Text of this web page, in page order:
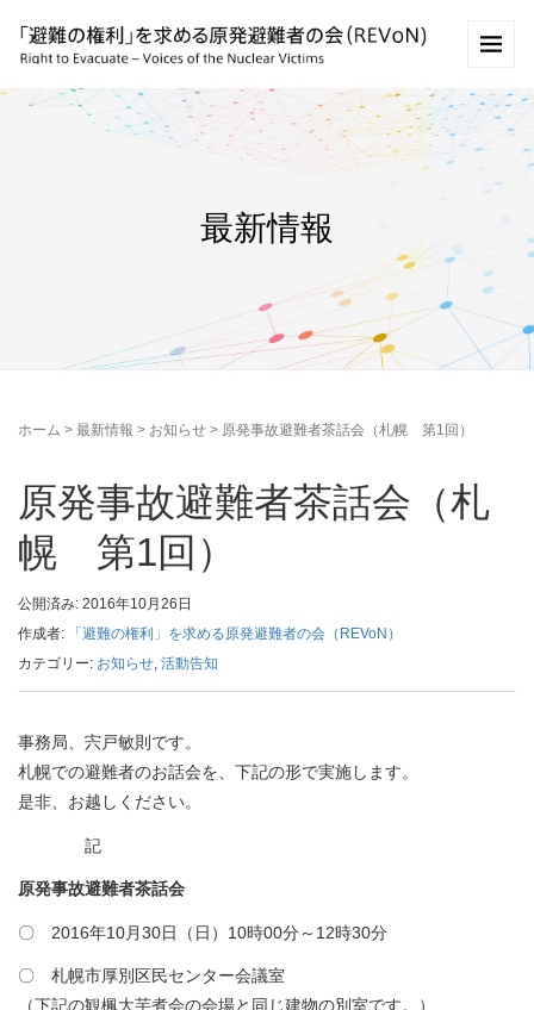
最新情報
ホーム > 最新情報 > お知らせ > 原発事故避難者茶話会（札幌 第1回）
原発事故避難者茶話会（札
幌 第1回）
公開済み: 2016年10月26日
作成者:
「避難の権利」を求める原発避難者の会（REVoN）
カテゴリー: お知らせ, 活動告知
事務局、宍戸敏則です。
札幌での避難者のお話会を、下記の形で実施します。
是非、お越しください。
記
原発事故避難者茶話会
〇 2016年10月30日（日）10時00分～12時30分
〇 札幌市厚別区民センター会議室
（下記の観楓大芋煮会の会場と同じ建物の別室です。）